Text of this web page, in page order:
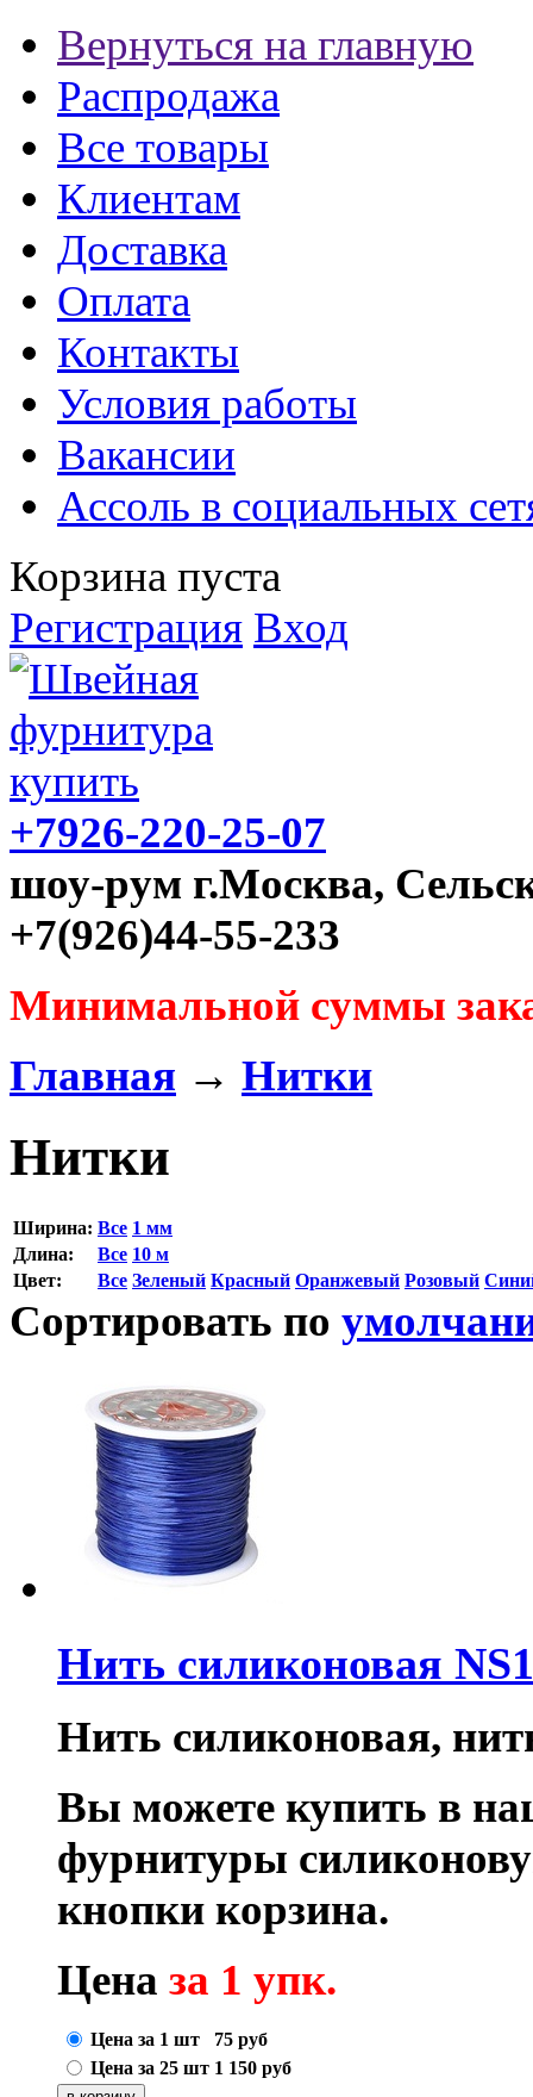
Вернуться на главную
Распродажа
Все товары
Клиентам
Доставка
Оплата
Контакты
Условия работы
Вакансии
Ассоль в социальных
Корзина пуста
Регистрация Вход
+7926-220-25-07
шоу-рум г.Москва,
+7(926)44-55-233
Минимальной суммы
Главная → Нитки
Нитки
Ширина: Все 1 мм
Длина:
Все 10 м
Цвет:
Все Зеленый Красный Оранжевый Розовый
Сортировать по
Нить силиконовая
Нить силиконовая,
Вы можете купить в
фурнитуры
кнопки корзина.
Цена за 1 упк.
Цена за 1 шт 75 руб
Цена за 25 шт 1 150 руб